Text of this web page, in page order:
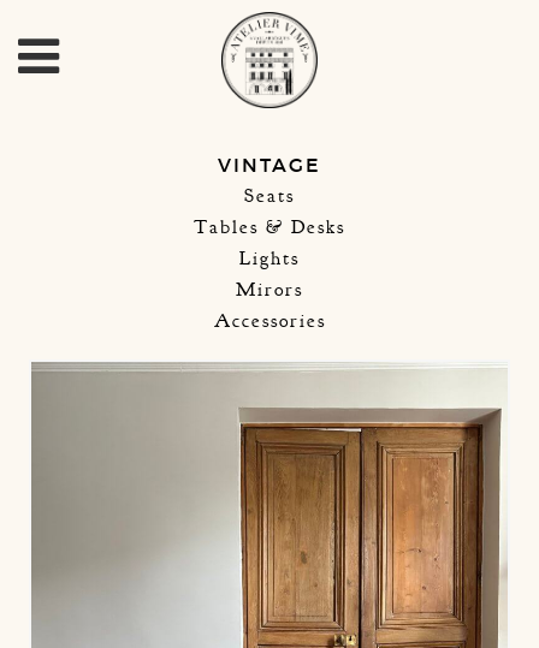
VINTAGE
Seats
Tables & Desks
Lights
Mirors
Accessories